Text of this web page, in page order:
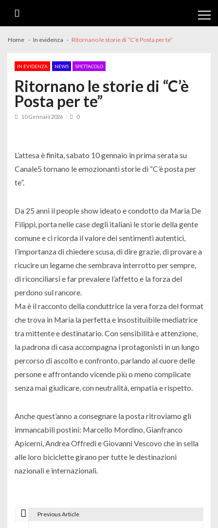
Home In evidenza Ritornano le storie di “C’è Posta per te”
IN EVIDENZA NEWS SPETTACOLO
Ritornano le storie di “C’è
Posta per te”
10 Gennaio 2026 0
L’attesa è finita, sabato 10 gennaio in prima serata su
Canale5 tornano le emozionanti storie di “C’è posta per
te”.
Da 25 anni il people show ideato e condotto da Maria De
Filippi, porta nelle case degli italiani le storie della gente
comune e ci ricorda il valore dei sentimenti autentici,
l’importanza di chiedere scusa, di dire grazie, di provare a
ricucire un legame che sembrava interrotto per sempre,
di riconciliarsi e far prevalere l’affetto e la forza del
perdono sul rancore.
Ma è il racconto della conduttrice la vera forza del format
che trova in Maria la perfetta e insostituibile mediatrice
tra mittente e destinatario. Con sensibilità e attenzione,
la padrona di casa accompagna i protagonisti in un lungo
percorso di ascolto e confronto, parlando al cuore delle
persone e affrontando vicende più o meno complicate
senza mai giudicare, con neutralità, empatia e rispetto.
Anche quest’anno a consegnare la posta ritroviamo gli
immancabili postini: Marcello Mordino, Gianfranco
Apicerni, Andrea Offredi e Giovanni Vescovo che in sella
alle loro biciclette girano per tutte le destinazioni
nazionali e internazionali.
Previous Article